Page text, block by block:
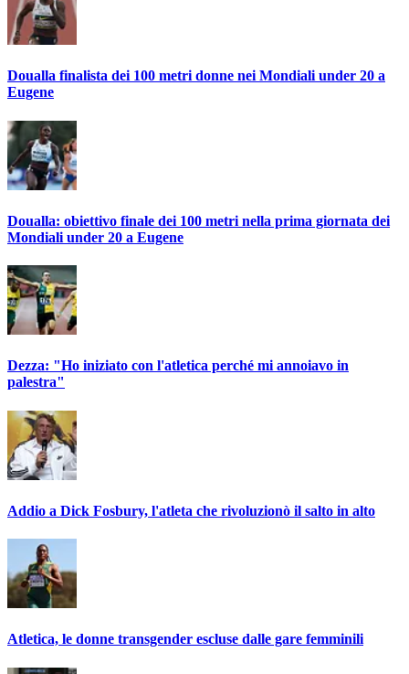
Doualla finalista dei 100 metri donne nei Mondiali under 20 a
Eugene
Doualla: obiettivo finale dei 100 metri nella prima giornata dei
Mondiali under 20 a Eugene
Dezza: "Ho iniziato con l'atletica perché mi annoiavo in
palestra"
Addio a Dick Fosbury, l'atleta che rivoluzionò il salto in alto
Atletica, le donne transgender escluse dalle gare femminili